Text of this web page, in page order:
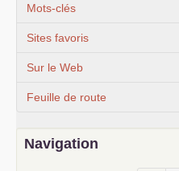
Mots-clés
Sites favoris
Sur le Web
Feuille de route
Navigation